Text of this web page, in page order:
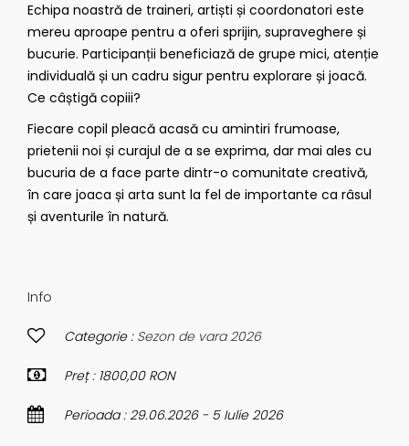
Echipa noastră de traineri, artiști și coordonatori este
mereu aproape pentru a oferi sprijin, supraveghere și
bucurie. Participanții beneficiază de grupe mici, atenție
individuală și un cadru sigur pentru explorare și joacă.
Ce câștigă copiii?
Fiecare copil pleacă acasă cu amintiri frumoase,
prietenii noi și curajul de a se exprima, dar mai ales cu
bucuria de a face parte dintr-o comunitate creativă,
în care joaca și arta sunt la fel de importante ca râsul
și aventurile în natură.
Info
Categorie : Sezon de vara 2026
Preț : 1800,00 RON
Perioada : 29.06.2026 - 5 Iulie 2026